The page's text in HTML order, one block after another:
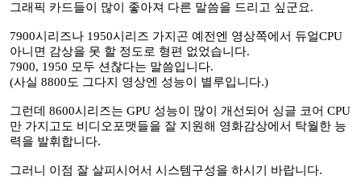
그래픽 카드들이 많이 좋아져 다른 말씀을 드리고 싶군요.
7900시리즈나 1950시리즈 가지곤 예전엔 영상쪽에서 듀얼CPU
아니면 감상을 못 할 정도로 형편 없었습니다.
7900, 1950 모두 션찮다는 말씀입니다.
(사실 8800도 그다지 영상엔 성능이 별루입니다.)
그런데 8600시리즈는 GPU 성능이 많이 개선되어 싱글 코어 CPU
만 가지고도 비디오포맷들을 잘 지원해 영화감상에서 탁월한 능
력을 발휘합니다.
그러니 이점 잘 살피시어서 시스템구성을 하시기 바랍니다.